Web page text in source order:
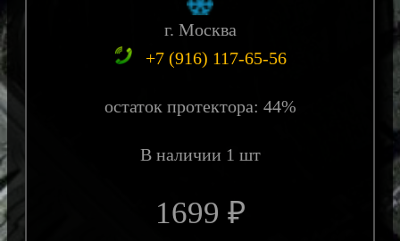
г. Москва
+7 (916) 117-65-56
остаток протектора: 44%
В наличии 1 шт
1699 ₽